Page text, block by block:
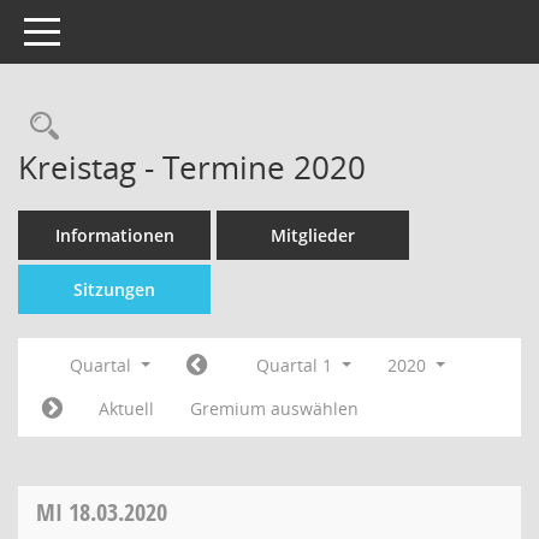
Toggle navigation
Kreistag - Termine 2020
Informationen Mitglieder
Sitzungen
Quartal Quartal 1
2020
Aktuell
Gremium auswählen
MI 18.03.2020